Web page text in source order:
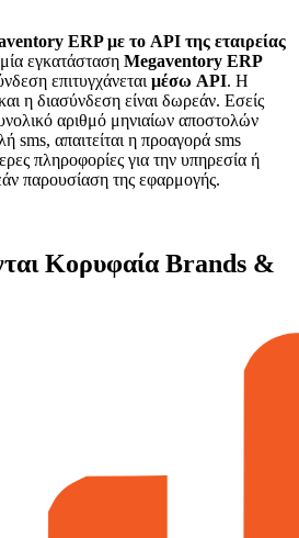
ERP με το API της εταιρείας
εγκατάσταση Megaventory ERP
επιτυγχάνεται μέσω API. Η
η διασύνδεση είναι δωρεάν. Εσείς
αριθμό μηνιαίων αποστολών
sms, απαιτείται η προαγορά sms
πληροφορίες για την υπηρεσία ή
παρουσίαση της εφαρμογής.
Κορυφαία Brands &